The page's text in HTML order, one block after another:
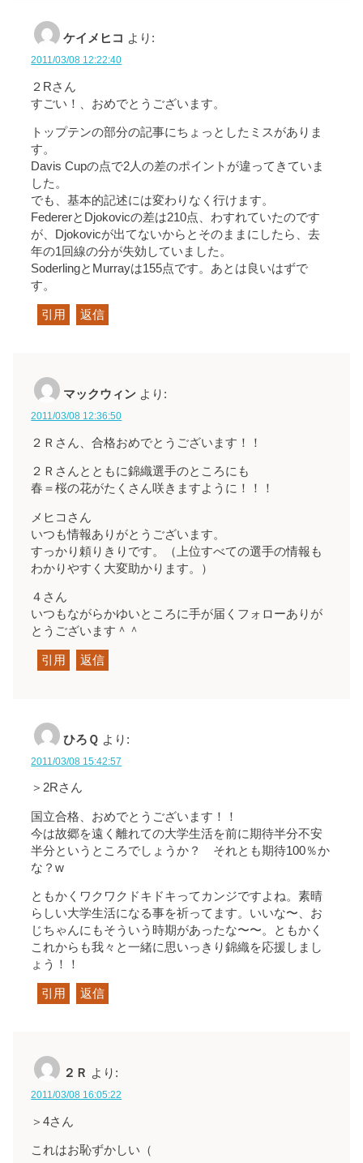
ケイメヒコ より:
2011/03/08 12:22:40
２Rさん
すごい！、おめでとうございます。
トップテンの部分の記事にちょっとしたミスがありま
す。
Davis Cupの点で2人の差のポイントが違ってきていま
した。
でも、基本的記述には変わりなく行けます。
FedererとDjokovicの差は210点、わすれていたのです
が、Djokovicが出てないからとそのままにしたら、去
年の1回線の分が失効していました。
SoderlingとMurrayは155点です。あとは良いはずで
す。
引用 返信
マックウィン より:
2011/03/08 12:36:50
２Ｒさん、合格おめでとうございます！！
２Ｒさんとともに錦織選手のところにも
春＝桜の花がたくさん咲きますように！！！
メヒコさん
いつも情報ありがとうございます。
すっかり頼りきりです。（上位すべての選手の情報も
わかりやすく大変助かります。）
４さん
いつもながらかゆいところに手が届くフォローありが
とうございます＾＾
引用 返信
ひろＱ より:
2011/03/08 15:42:57
＞2Rさん
国立合格、おめでとうございます！！
今は故郷を遠く離れての大学生活を前に期待半分不安
半分というところでしょうか？ それとも期待100％か
な？w
ともかくワクワクドキドキってカンジですよね。素晴
らしい大学生活になる事を祈ってます。いいな〜、お
じちゃんにもそういう時期があったな〜〜。ともかく
これからも我々と一緒に思いっきり錦織を応援しまし
ょう！！
引用 返信
２Ｒ より:
2011/03/08 16:05:22
＞4さん
これはお恥ずかしい（